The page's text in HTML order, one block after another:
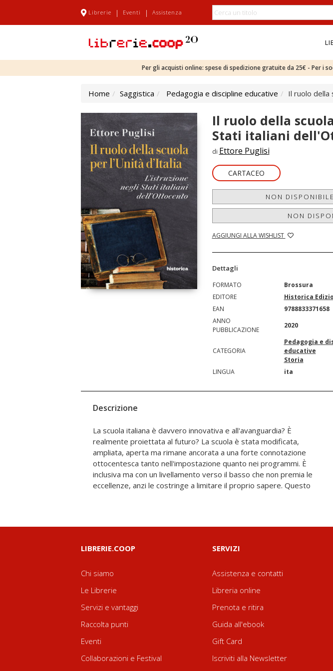
Librerie | Eventi | Assistenza
Per gli acquisti online: spese di spedizione gratuite da 25€ - Per i
Home Saggistica Pedagogia e discipline educative Il ruolo della
Il ruolo della
Stati italiani
di Ettore Puglisi
CARTACEO
NON
NON
AGGIUNGI ALLA WISHLIST
Dettagli
FORMATO
Brossura
EDITORE
Historica
EAN
9788833371658
ANNO
PUBBLICAZIONE
2020
CATEGORIA
Pedagogia e
educative
Storia
LINGUA
ita
Descrizione
La scuola italiana è davvero innovativa e all'avanguardia? È
realmente proiettata al futuro? La scuola è stata modificata,
ampliata, aperta ma rimane ancorata a una forte connotazione
ottocentesca tanto nell'impostazione quanto nei programmi. È
inclusiva ma con un livellamento verso il basso che non premia le
eccellenze, anzi le costringe a limitare il proprio sapere. Questo
sistema, spesso, obbliga anche la classe docente ad abbassare il
livello dell'insegnamento in nome di un'inclusione che paralizza il
sapere. Le pagine di questo libro, attraverso uno sguardo al
passato e alla scuola europea attuale, aiuta nella comprensione di
alcuni temi fondamentali per rilanciare l'Italia, poiché l'istruzione è
LIBRERIE.COOP
Chi siamo
Le Librerie
Servizi e vantaggi
Raccolta punti
Eventi
Collaborazioni e Festival
SERVIZI
Assistenza e contatti
Libreria online
Prenota e ritira
Guida all'ebook
Gift Card
Iscriviti alla Newsletter